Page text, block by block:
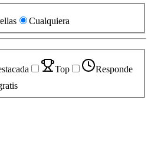
Cualquiera
Top
Responde